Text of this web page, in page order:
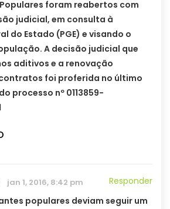
foram reabertos com
judicial, em consulta à
do Estado (PGE) e visando o
A decisão judicial que
aditivos e a renovação
foi proferida no último
processo nº 0113859-
jan 1, 2016, 8:42 pm
Responder
populares deviam seguir um